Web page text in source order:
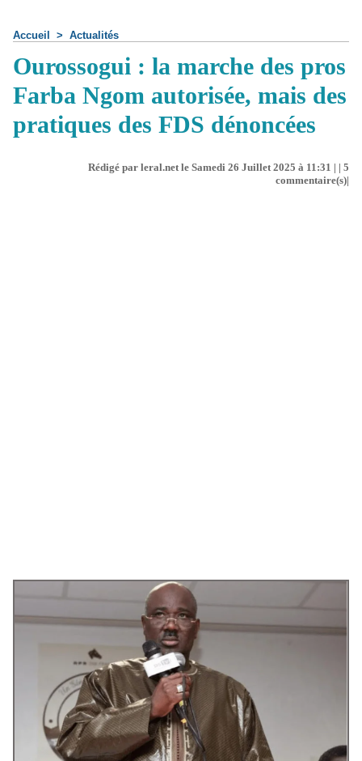
Accueil > Actualités
Ourossogui : la marche des pros
Farba Ngom autorisée, mais des
pratiques des FDS dénoncées
Rédigé par leral.net le Samedi 26 Juillet 2025 à 11:31 | | 5
commentaire(s)|